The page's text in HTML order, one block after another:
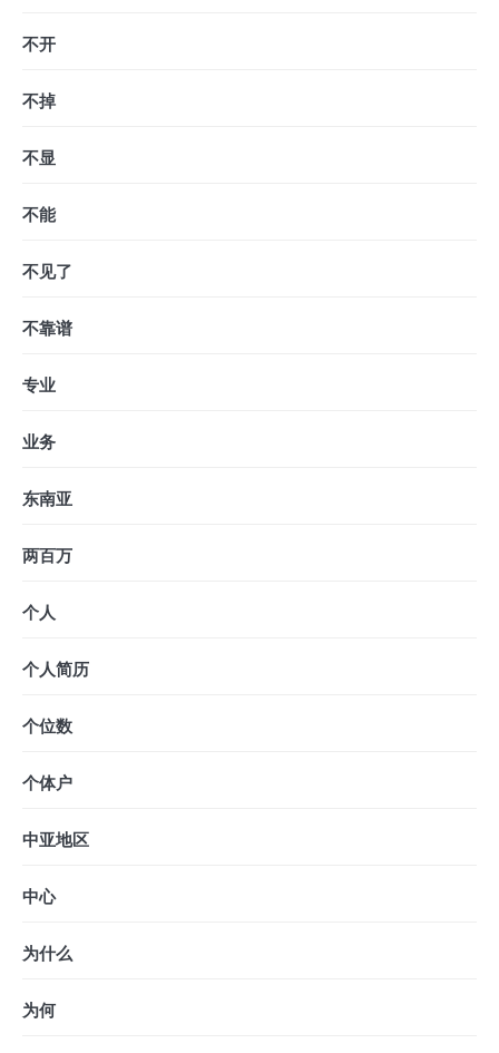
不开
不掉
不显
不能
不见了
不靠谱
专业
业务
东南亚
两百万
个人
个人简历
个位数
个体户
中亚地区
中心
为什么
为何